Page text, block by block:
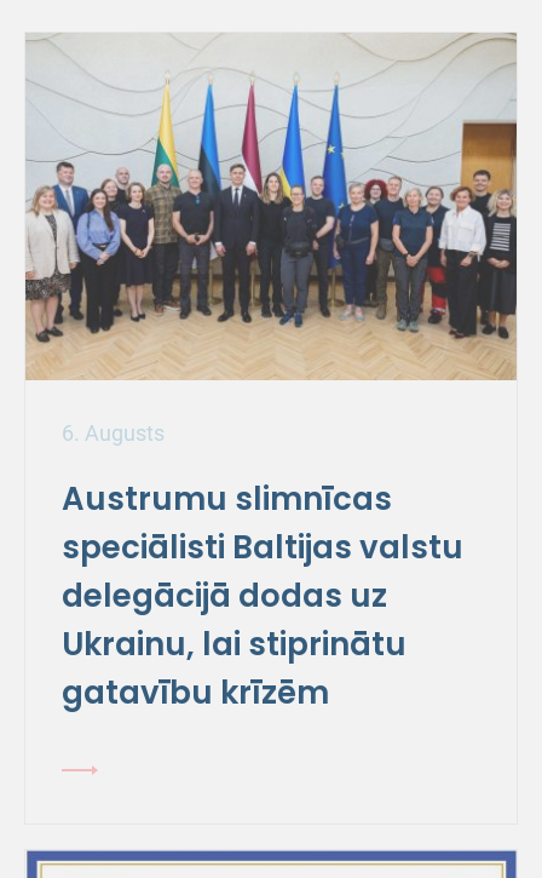
6. Augusts
Austrumu slimnīcas
speciālisti Baltijas valstu
delegācijā dodas uz
Ukrainu, lai stiprinātu
gatavību krīzēm